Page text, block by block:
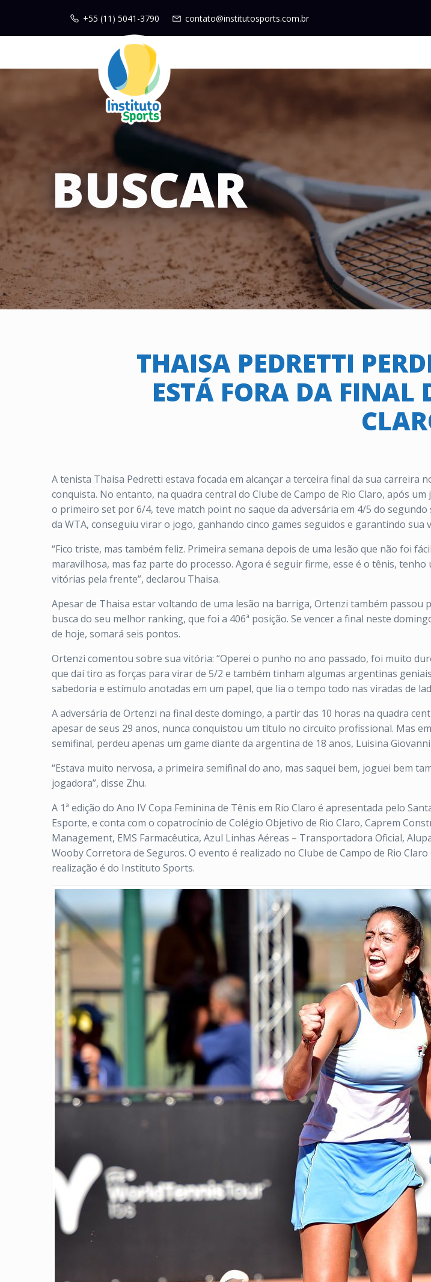
+55 (11) 5041-3790 contato@institutosports.com.br
BUSCAR
THAISA PEDRETTI
ESTÁ FORA DA FINAL
A tenista Thaisa Pedretti estava focada em alcançar a terceira final da sua carreira
conquista. No entanto, na quadra central do Clube de Campo de Rio Claro, após
o primeiro set por 6/4, teve match point no saque da adversária em 4/5 do
da WTA, conseguiu virar o jogo, ganhando cinco games seguidos e garantindo sua
“Fico triste, mas também feliz. Primeira semana depois de uma lesão que não foi
maravilhosa, mas faz parte do processo. Agora é seguir firme, esse é o tênis,
vitórias pela frente”, declarou Thaisa.
Apesar de Thaisa estar voltando de uma lesão na barriga, Ortenzi também
busca do seu melhor ranking, que foi a 406ª posição. Se vencer a final neste
de hoje, somará seis pontos.
Ortenzi comentou sobre sua vitória: “Operei o punho no ano passado, foi muito
que daí tiro as forças para virar de 5/2 e também tinham algumas argentinas
sabedoria e estímulo anotadas em um papel, que lia o tempo todo nas viradas de
A adversária de Ortenzi na final deste domingo, a partir das 10 horas na quadra
apesar de seus 29 anos, nunca conquistou um título no circuito profissional. Mas
semifinal, perdeu apenas um game diante da argentina de 18 anos, Luisina
“Estava muito nervosa, a primeira semifinal do ano, mas saquei bem, joguei bem
jogadora”, disse Zhu.
A 1ª edição do Ano IV Copa Feminina de Tênis em Rio Claro é apresentada pelo
Esporte, e conta com o copatrocínio de Colégio Objetivo de Rio Claro, Caprem
Management, EMS Farmacêutica, Azul Linhas Aéreas – Transportadora Oficial,
Wooby Corretora de Seguros. O evento é realizado no Clube de Campo de Rio
realização é do Instituto Sports.